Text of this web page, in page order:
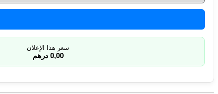
سعر هذا الإعلان
0,00 درهم